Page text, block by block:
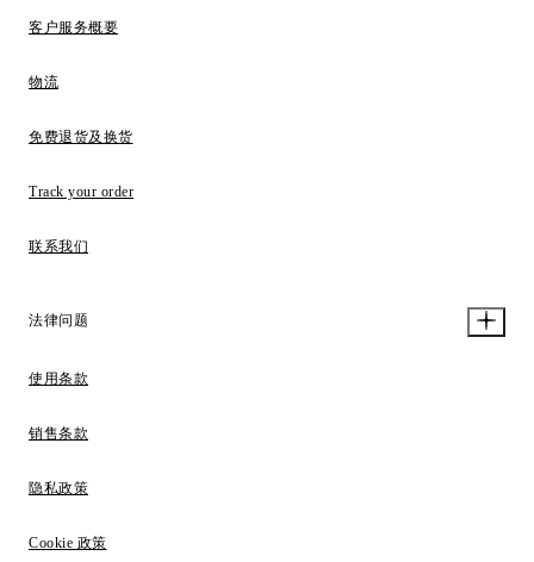
客户服务概要
物流
免费退货及换货
Track your order
联系我们
法律问题
使用条款
销售条款
隐私政策
Cookie 政策